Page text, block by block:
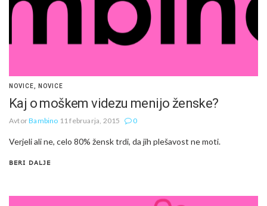
NOVICE NOVICE
Kaj o moškem videzu menijo ženske?
AvtorBambino 11 februarja, 2015 0
Verjeli ali ne, celo 80% žensk trdi, da jih plešavost ne moti.
BERI DALJE